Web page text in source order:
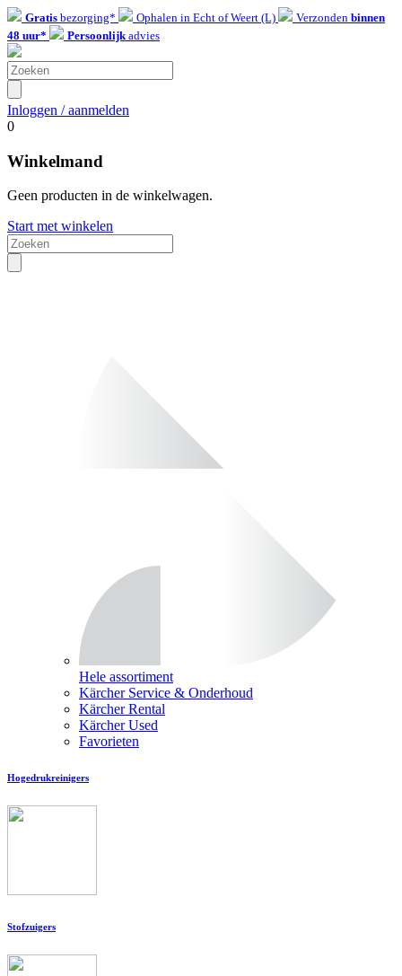
Gratis bezorging* Ophalen in Echt of Weert (L) Verzonden binnen
48 uur*
Persoonlijkadvies
Inloggen / aanmelden
0
Winkelmand
Geen producten in de winkelwagen.
Start met winkelen
Hele assortiment
Kärcher Service & Onderhoud
Kärcher Rental
Kärcher Used
Favorieten
Hogedrukreinigers
Stofzuigers